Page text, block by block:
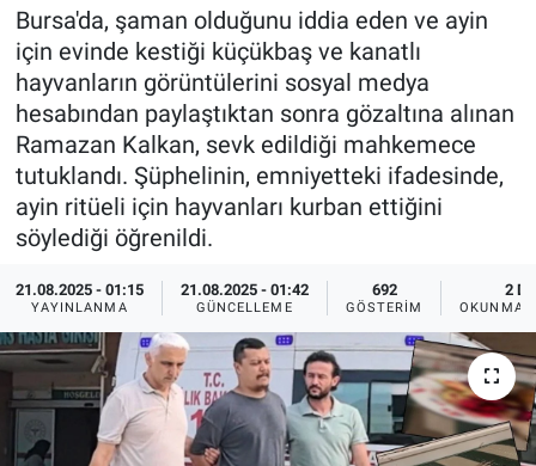
Bursa'da, şaman olduğunu iddia eden ve ayin
için evinde kestiği küçükbaş ve kanatlı
hayvanların görüntülerini sosyal medya
hesabından paylaştıktan sonra gözaltına alınan
Ramazan Kalkan, sevk edildiği mahkemece
tutuklandı. Şüphelinin, emniyetteki ifadesinde,
ayin ritüeli için hayvanları kurban ettiğini
söylediği öğrenildi.
21.08.2025 - 01:15
YAYINLANMA
21.08.2025 - 01:42
GÜNCELLEME
692
GÖSTERIM
2 DK
OKUNMA
Doğa Konuşuyor
Dünya
Ege Saati
Ege'den Esintiler
Ekonomi
Forum
Sağlık
Spor
Yayın Akışı
İletişim
Tüm Manşetler
Son Dakika Haberleri
Haber Arşivi